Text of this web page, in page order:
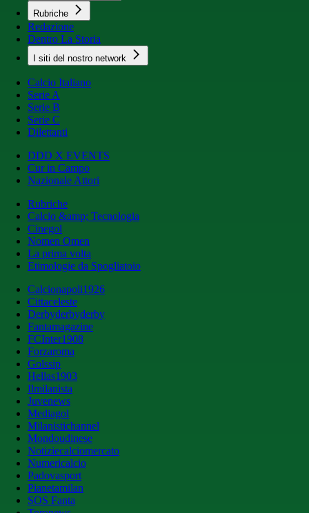
Rubriche
Redazione
Dentro La Storia
I siti del nostro network
Calcio Italiano
Serie A
Serie B
Serie C
Dilettanti
DDD X EVENTS
Cur in Campo
Nazionale Attori
Rubriche
Calcio &amp; Tecnologia
Cinegol
Nomen Omen
La prima volta
Etimologie da Spogliatoio
Calcionapoli1926
Cittaceleste
Derbyderbyderby
Fantamagazine
FCInter1908
Forzaroma
Golssip
Hellas1903
Ilmilanista
Juvenews
Mediagol
Milanistichannel
Mondoudinese
Notiziecalciomercato
Numericalcio
Padovasport
Pianetamilan
SOS Fanta